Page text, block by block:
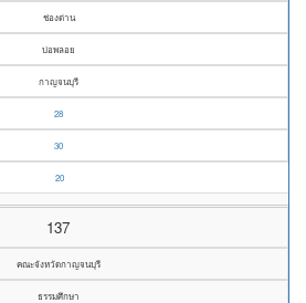
ช่องด่าน
บ่อพลอย
กาญจนบุรี
28
30
20
137
คณะจังหวัดกาญจนบุรี
ธรรมศึกษา